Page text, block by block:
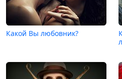
Какой Вы любовник?